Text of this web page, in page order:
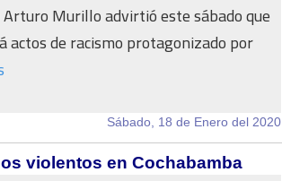
Murillo advirtió este sábado que
de racismo protagonizado por
Sábado, 18 de Enero del 2020
violentos en Cochabamba